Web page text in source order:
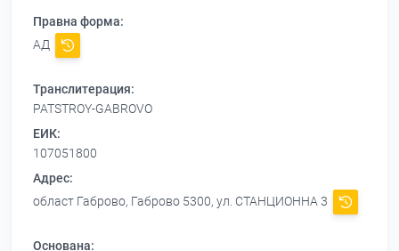
Правна форма:
АД
Транслитерация:
PATSTROY-GABROVO
ЕИК:
107051800
Адрес:
област Габрово, Габрово 5300, ул. СТАНЦИОННА 3
Основана: